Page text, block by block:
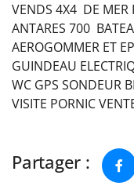
VENDS 4X4 DE MER
ANTARES 700
AEROGOMMER ET
GUINDEAU
WC GPS SONDEUR
VISITE PORNIC
Partager :